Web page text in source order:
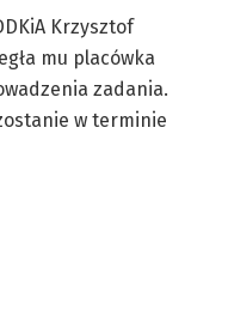
Krzysztof
mu placówka
zadania.
w terminie